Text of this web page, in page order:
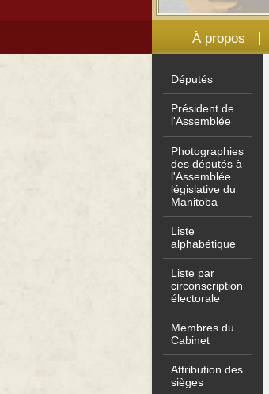
À propos
Députés
Président de
l'Assemblée
Photographies
des députés à
l'Assemblée
législative du
Manitoba
Liste
alphabétique
Liste par
circonscription
électorale
Membres du
Cabinet
Attribution des
sièges